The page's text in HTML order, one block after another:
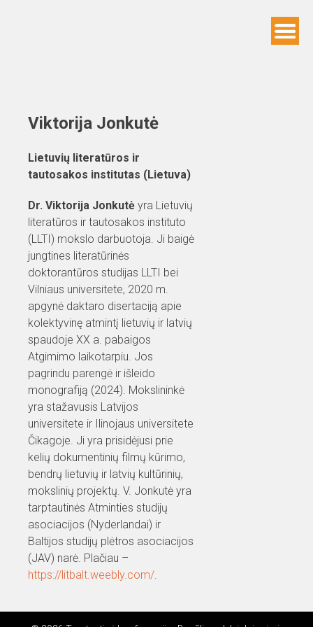
Viktorija Jonkutė
Lietuvių literatūros ir
tautosakos institutas (Lietuva)
Dr. Viktorija Jonkutė yra Lietuvių
literatūros ir tautosakos instituto
(LLTI) mokslo darbuotoja. Ji baigė
jungtines literatūrinės
doktorantūros studijas LLTI bei
Vilniaus universitete, 2020 m.
apgynė daktaro disertaciją apie
kolektyvinę atmintį lietuvių ir latvių
spaudoje XX a. pabaigos
Atgimimo laikotarpiu. Jos
pagrindu parengė ir išleido
monografiją (2024). Mokslininkė
yra stažavusis Latvijos
universitete ir Ilinojaus universitete
Čikagoje. Ji yra prisidėjusi prie
kelių dokumentinių filmų kūrimo,
bendrų lietuvių ir latvių kultūrinių,
mokslinių projektų. V. Jonkutė yra
tarptautinės Atminties studijų
asociacijos (Nyderlandai) ir
Baltijos studijų plėtros asociacijos
(JAV) narė. Plačiau –
https://litbalt.weebly.com/.